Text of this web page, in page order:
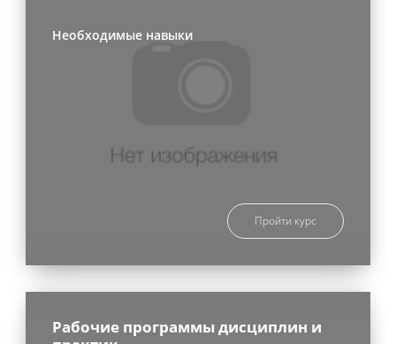
Необходимые навыки
Пройти курс
Рабочие программы дисциплин и